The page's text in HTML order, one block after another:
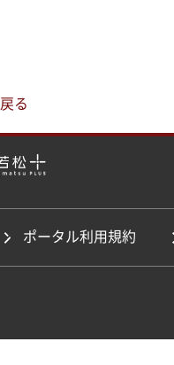
戻る
ポータル利用規約